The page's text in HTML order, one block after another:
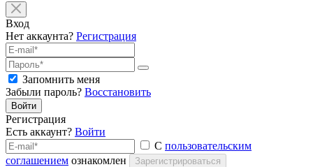
Вход
Нет аккаунта? Регистрация
Запомнить меня
Забыли пароль? Восстановить
Войти
Регистрация
Есть аккаунт? Войти
С пользовательским
соглашением ознакомлен Зарегистрироваться